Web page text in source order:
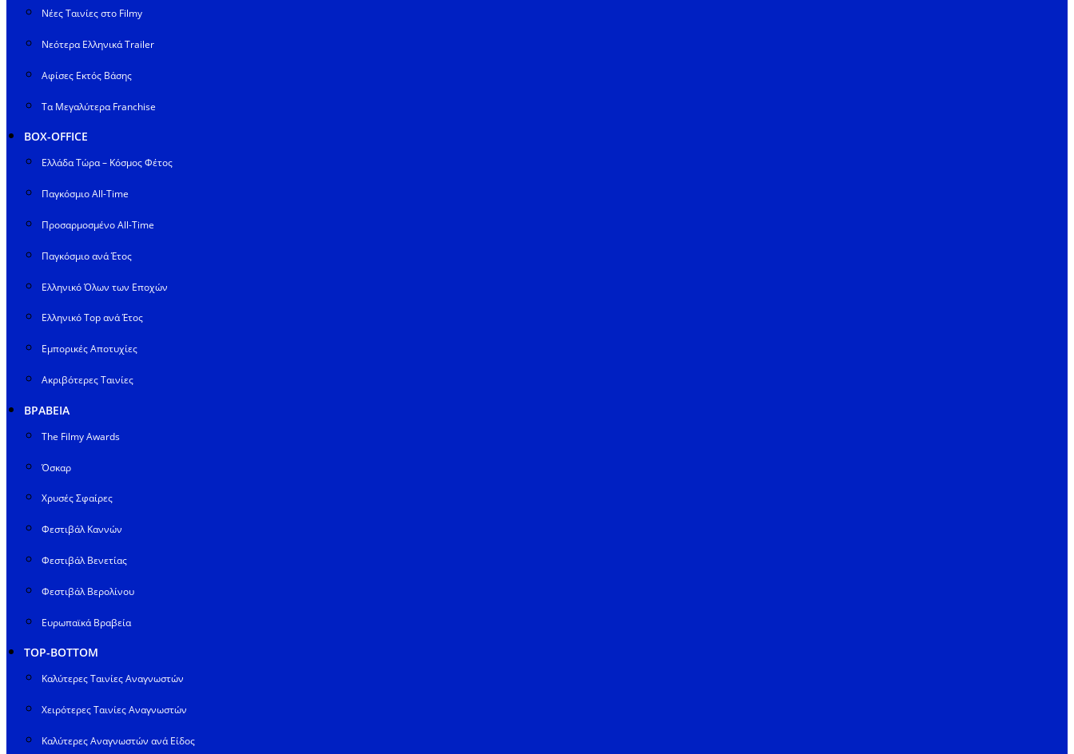
Νέες Ταινίες στο Filmy
Νεότερα Ελληνικά Trailer
Αφίσες Εκτός Βάσης
Τα Μεγαλύτερα Franchise
BOX-OFFICE
Ελλάδα Τώρα – Κόσμος Φέτος
Παγκόσμιο All-Time
Προσαρμοσμένο All-Time
Παγκόσμιο ανά Έτος
Ελληνικό Όλων των Εποχών
Ελληνικό Top ανά Έτος
Εμπορικές Αποτυχίες
Ακριβότερες Ταινίες
ΒΡΑΒΕΙΑ
The Filmy Awards
Όσκαρ
Χρυσές Σφαίρες
Φεστιβάλ Καννών
Φεστιβάλ Βενετίας
Φεστιβάλ Βερολίνου
Ευρωπαϊκά Βραβεία
TOP-BOTTOM
Καλύτερες Ταινίες Αναγνωστών
Χειρότερες Ταινίες Αναγνωστών
Καλύτερες Αναγνωστών ανά Είδος